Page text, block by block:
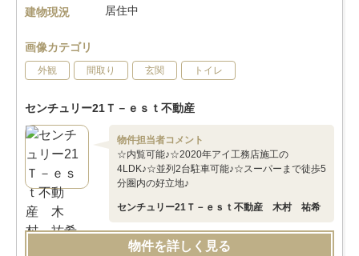
建物現況
居住中
画像カテゴリ
外観 間取り 玄関 トイレ
センチュリー21Ｔ－ｅｓｔ不動産
物件担当者コメント
☆内覧可能♪☆2020年アイ工務店施工の
4LDK♪☆並列2台駐車可能♪☆スーパーまで徒歩5
分圏内の好立地♪
センチュリー21Ｔ－ｅｓｔ不動産 木村 祐希
物件を詳しく見る